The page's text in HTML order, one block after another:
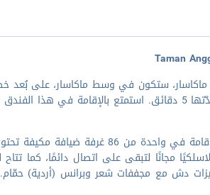
اشعر وكأنك في منزلك عند الإقامة في
مجانًا لتبقى على اتصال دائمًا، كما
دش مع مجففات شعر وبرانس (أردية)